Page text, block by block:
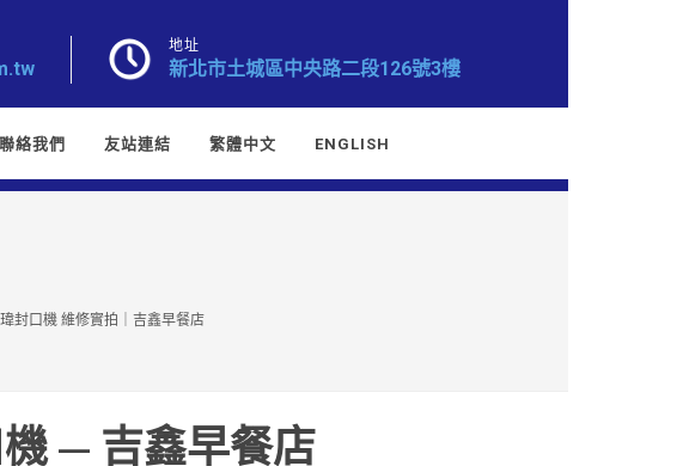
地址
新北市土城區中央路二段126號3樓
聯絡我們 友站連結 繁體中文 ENGLISH
封口機 維修實拍｜吉鑫早餐店
機 — 吉鑫早餐店